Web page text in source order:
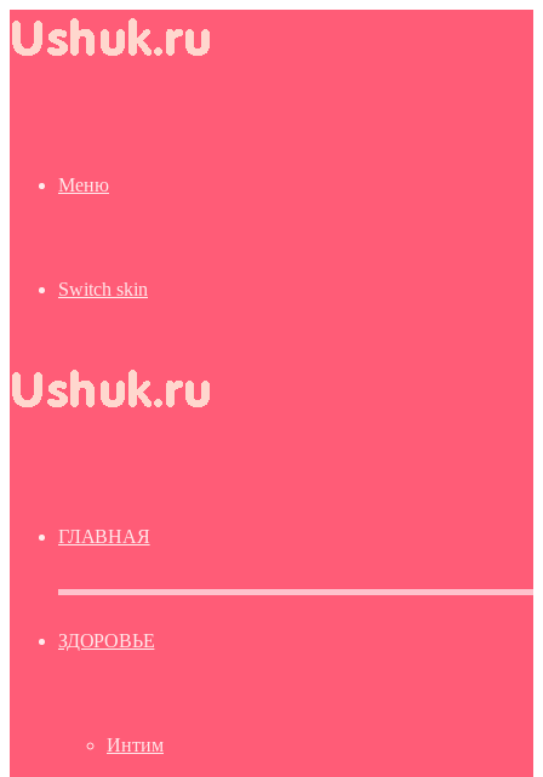
Меню
Switch skin
ГЛАВНАЯ
ЗДОРОВЬЕ
Интим